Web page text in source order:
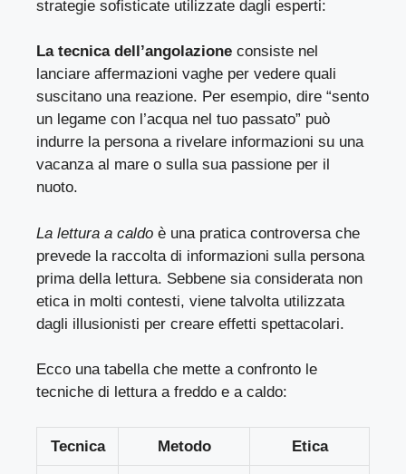
strategie sofisticate utilizzate dagli esperti:
La tecnica dell’angolazione consiste nel
lanciare affermazioni vaghe per vedere quali
suscitano una reazione. Per esempio, dire “sento
un legame con l’acqua nel tuo passato” può
indurre la persona a rivelare informazioni su una
vacanza al mare o sulla sua passione per il
nuoto.
La lettura a caldo è una pratica controversa che
prevede la raccolta di informazioni sulla persona
prima della lettura. Sebbene sia considerata non
etica in molti contesti, viene talvolta utilizzata
dagli illusionisti per creare effetti spettacolari.
Ecco una tabella che mette a confronto le
tecniche di lettura a freddo e a caldo:
Tecnica Metodo Etica